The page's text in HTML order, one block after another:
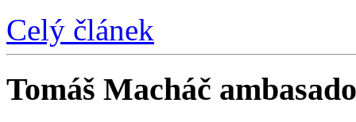
Celý článek
Tomáš Macháč